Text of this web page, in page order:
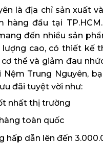
là địa chỉ sản xuất
hàng đầu tại
đến nhiều sản
lượng cao, có thiết kế
thể và giảm đau
Trung Nguyên,
đãi tuyệt vời như:
nhất thị trường
toàn quốc
hấp dẫn lên đến